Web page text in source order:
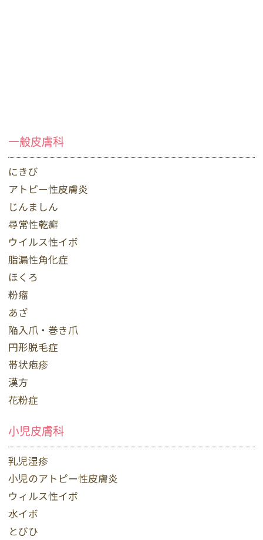
一般皮膚科
にきび
アトピー性皮膚炎
じんましん
尋常性乾癬
ウイルス性イボ
脂漏性角化症
ほくろ
粉瘤
あざ
陥入爪・巻き爪
円形脱毛症
帯状疱疹
漢方
花粉症
小児皮膚科
乳児湿疹
小児のアトピー性皮膚炎
ウィルス性イボ
水イボ
とびひ